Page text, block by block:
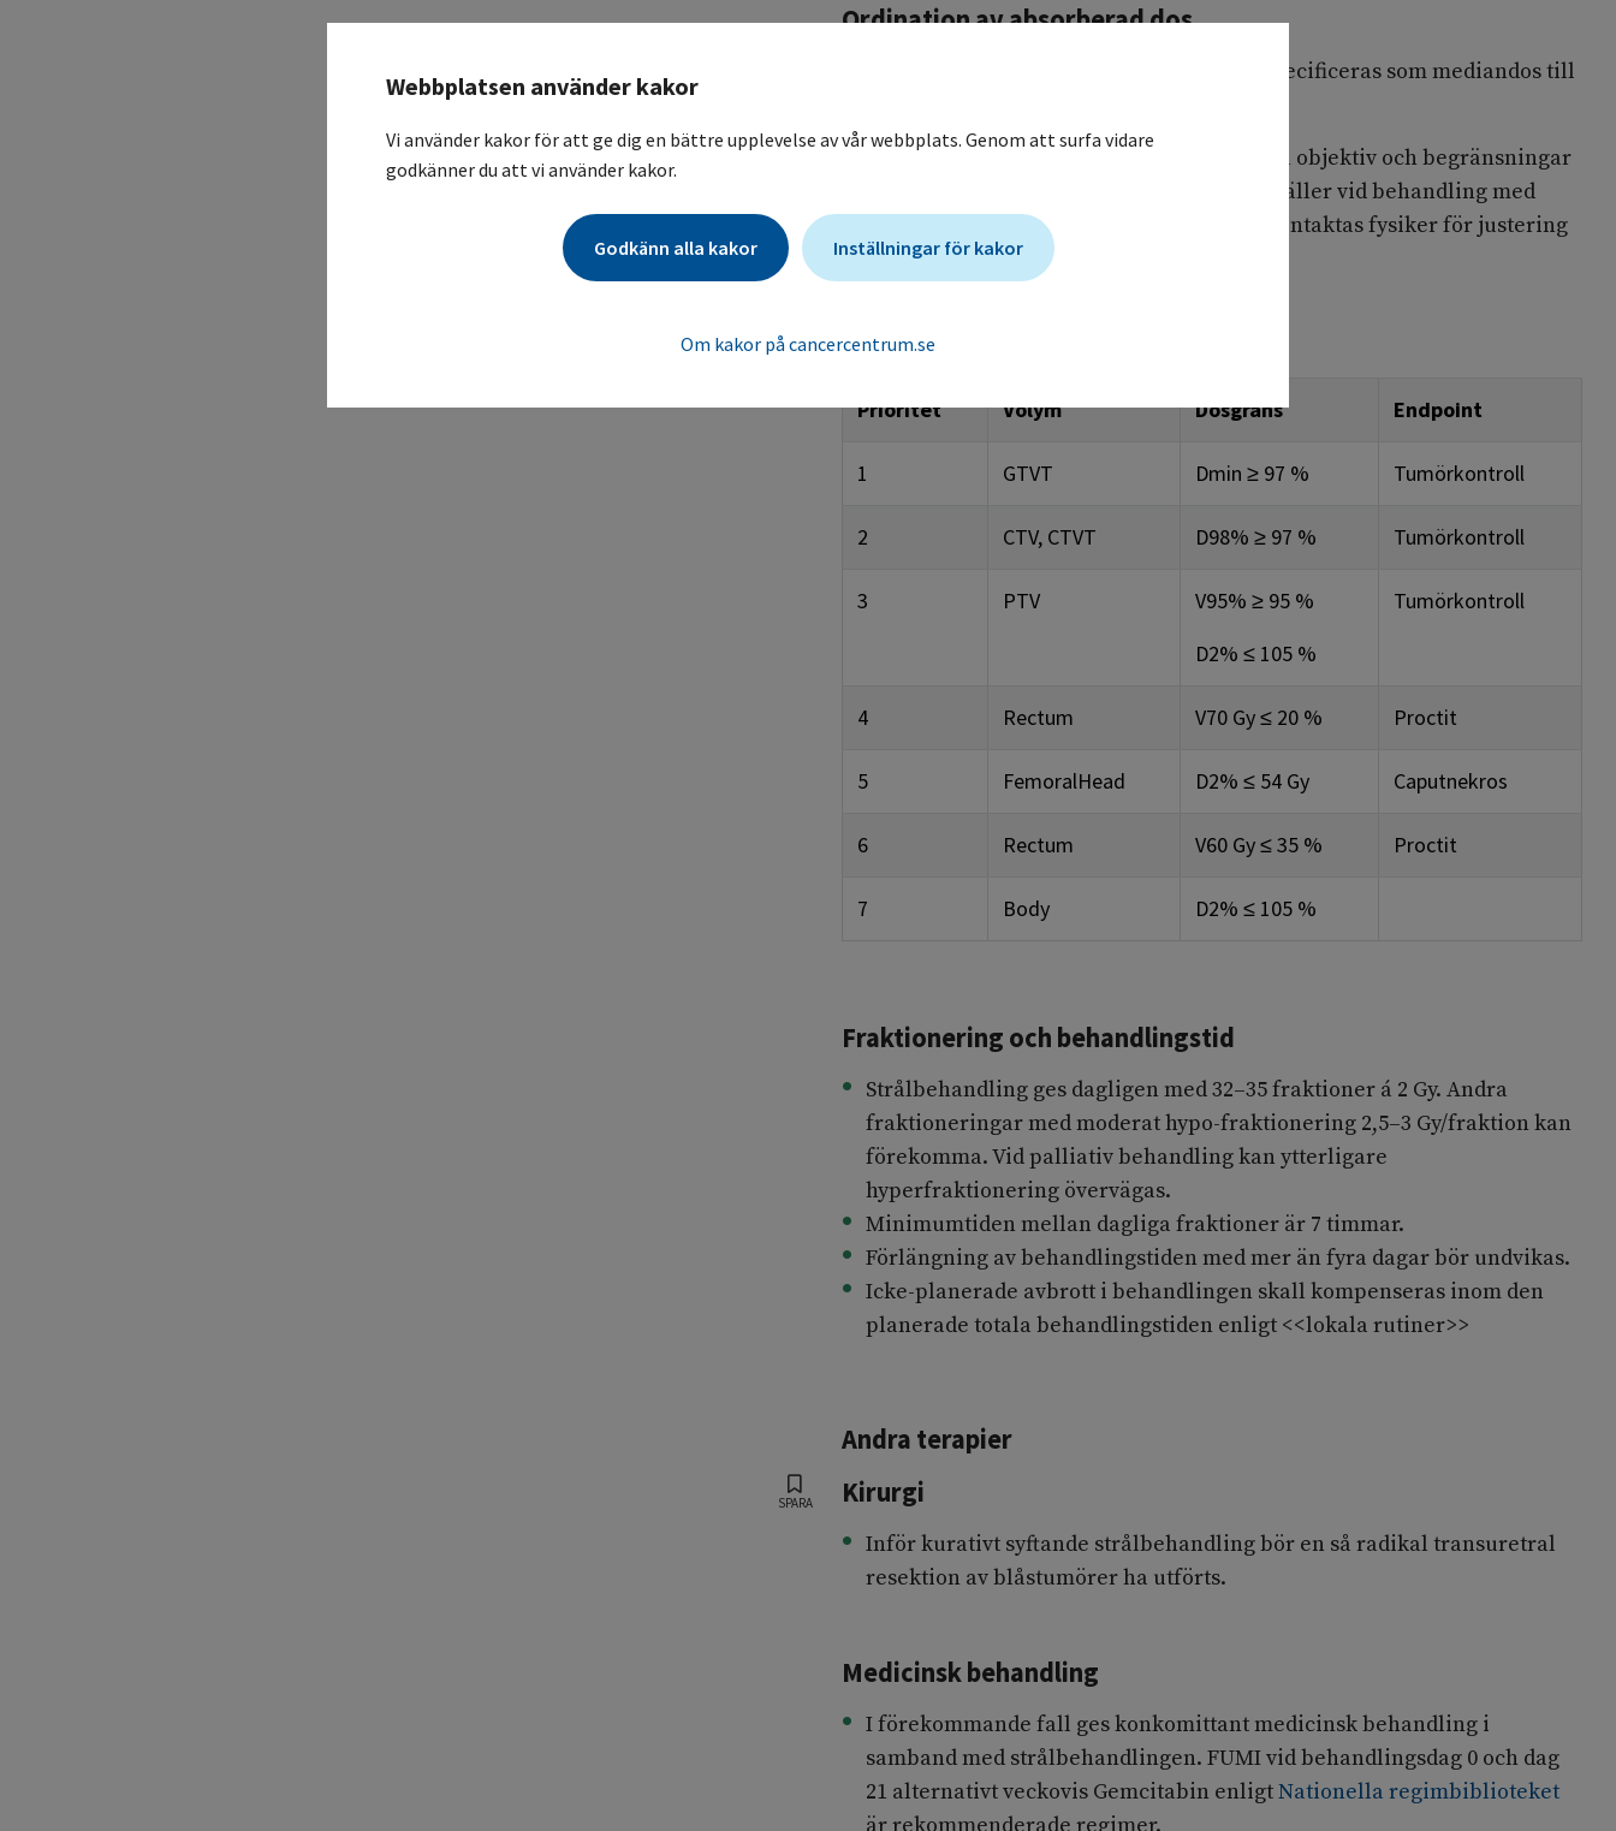
Ordination av absorberad dos
Den totala ordinerade absorberade dosen specificeras som mediandos till
För planoptimering skall följande fysikaliska objektiv och begränsningar
prioriteras enligt följande tabell. Tabellen gäller vid behandling med
fraktionsdos 2 Gy. Vid annan fraktionering kontaktas fysiker för justering
av dosgränser.
Prioritet Volym Dosgräns Endpoint
1 GTVT Dmin ≥ 97 % Tumörkontroll
2 CTV, CTVT D98% ≥ 97 % Tumörkontroll
3 PTV V95% ≥ 95 %
D2% ≤ 105 %
Tumörkontroll
4 Rectum V70 Gy≤ 20 % Proctit
5 FemoralHead D2% ≤ 54 Gy Caputnekros
6 Rectum V60 Gy≤ 35 % Proctit
7 Body D2% ≤ 105 %
Fraktionering och behandlingstid
Strålbehandling ges dagligen med 32–35 fraktioner á 2 Gy. Andra
fraktioneringar med moderat hypo-fraktionering 2,5–3 Gy/fraktion kan
förekomma. Vid palliativ behandling kan ytterligare
hyperfraktionering övervägas.
Minimumtiden mellan dagliga fraktioner är 7 timmar.
Förlängning av behandlingstiden med mer än fyra dagar bör undvikas.
Icke-planerade avbrott i behandlingen skall kompenseras inom den
planerade totala behandlingstiden enligt <<lokala rutiner>>
Andra terapier
SPARA Kirurgi
Inför kurativt syftande strålbehandling bör en så radikal transuretral
resektion av blåstumörer ha utförts.
Medicinsk behandling
I förekommande fall ges konkomittant medicinsk behandling i
samband med strålbehandlingen. FUMI vid behandlingsdag 0 och dag
21 alternativt veckovis Gemcitabin enligtNationella regimbiblioteket
är rekommenderade regimer.
Webbplatsen använder kakor
Vi använder kakor för att ge dig en bättre upplevelse av vår webbplats. Genom att surfa vidare
godkänner du att vi använder kakor.
Godkänn alla kakor Inställningar för kakor
Om kakor på cancercentrum.se